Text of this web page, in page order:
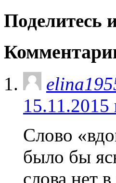
Поделитесь
15.11.2015
Слово
было бы
слова нет